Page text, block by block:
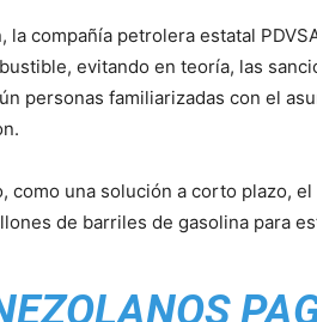
la compañía petrolera estatal
evitando en teoría, las
personas familiarizadas con el
como una solución a corto plazo,
de barriles de gasolina para